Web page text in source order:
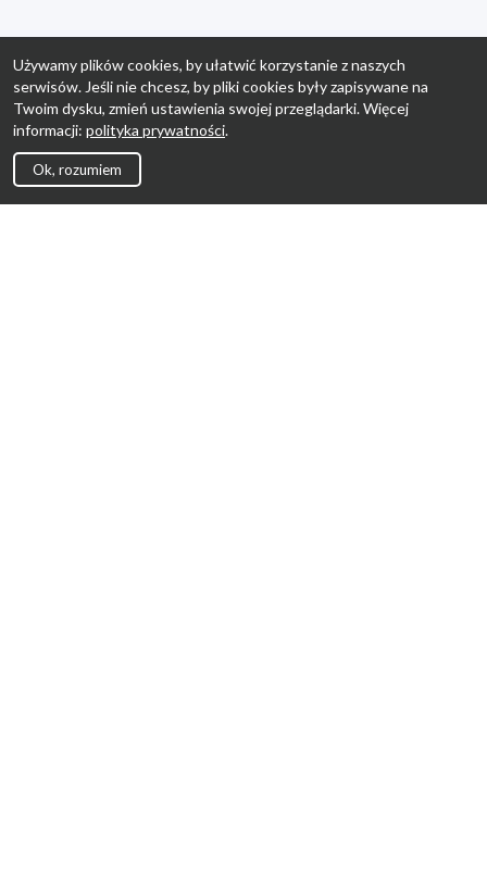
Używamy plików cookies, by ułatwić korzystanie z naszych
serwisów. Jeśli nie chcesz, by pliki cookies były zapisywane na
Twoim dysku, zmień ustawienia swojej przeglądarki. Więcej
informacji: polityka prywatności.
Ok, rozumiem